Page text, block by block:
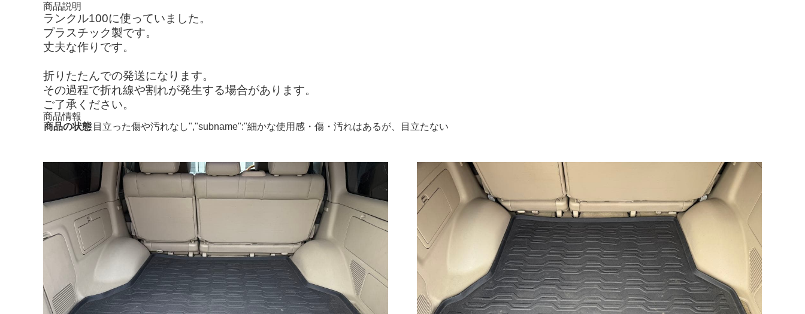
商品説明
ランクル100に使っていました。
プラスチック製です。
丈夫な作りです。
折りたたんでの発送になります。
その過程で折れ線や割れが発生する場合があります。
ご了承ください。
商品情報
商品の状態 目立った傷や汚れなし","subname":"細かな使用感・傷・汚れはあるが、目立たない